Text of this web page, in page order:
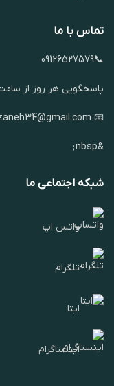
تماس با ما
📞09126527579
پاسخگویی هر روز از ساعت ۸ صبح تا ۱۲
📧 Alipoorfarzaneh34@gmail.com
&nbsp;
شبکه اجتماعی ما
واتس اپ
تلگرام
ایتا
اینستاگرام